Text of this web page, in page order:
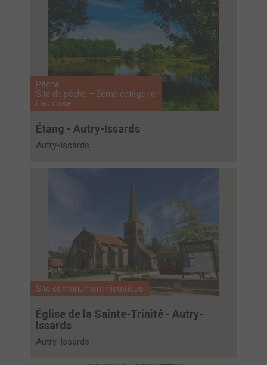
Pêche
Site de pêche – 2ème catégorie
Eau close
Étang - Autry-Issards
Autry-Issards
Site et monument historique
Église de la Sainte-Trinité - Autry-
Issards
Autry-Issards